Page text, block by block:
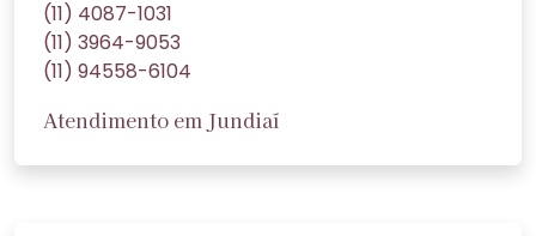
(11) 4087-1031
(11) 3964-9053
(11) 94558-6104
Atendimento em Jundiaí